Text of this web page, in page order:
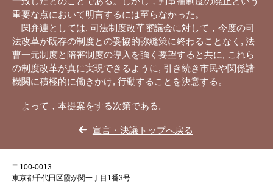
〒100-0013
東京都千代田区霞が関一丁目1番3号
重要な点において明言するには至らなかった。
関弁連としては, 司法制度改革審議会に対して，今度の司
法改革が既存の制度との妥協的弥縫策に終わることなく, 法
曹一元制度と陪審制度の導入を強く要望すると共に, これら
の制度改革が真に実現できるように, 引き続き市民や関係諸
機関に積極的に働きかけ, 行動することを決意する。
よって，本提案をする次第である。
宣言・決議トップへ戻る